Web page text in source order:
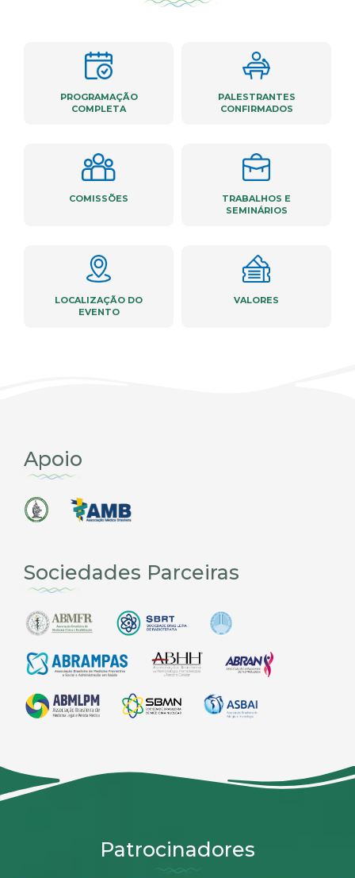
PROGRAMAÇÃO
COMPLETA
PALESTRANTES
CONFIRMADOS
COMISSÕES
TRABALHOS E
SEMINÁRIOS
LOCALIZAÇÃO DO
EVENTO
VALORES
Apoio
Sociedades Parceiras
Patrocinadores